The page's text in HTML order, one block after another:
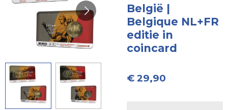
België |
Belgique NL+FR
editie in
coincard
€ 29,90